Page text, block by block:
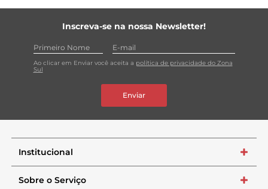
Inscreva-se na nossa Newsletter!
Ao clicar em Enviar você aceita a política de privacidade do Zona
Sul
Enviar
Institucional +
Sobre o Serviço +